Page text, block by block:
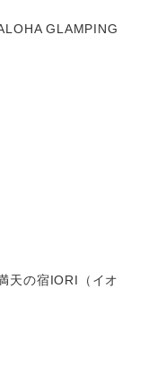
GLAMPING
天の宿IORI（イオ